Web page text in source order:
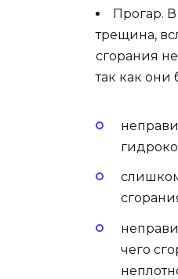
Прогар. В
трещина,
сгорания
так как они
чего